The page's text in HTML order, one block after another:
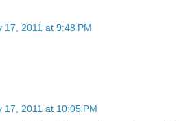
17, 2011 at 9:48 PM
17, 2011 at 10:05 PM